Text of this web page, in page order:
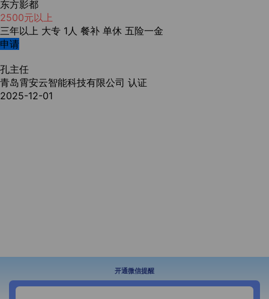
东方影都
2500元以上
三年以上 大专 1人 餐补 单休 五险一金
申请
孔主任
青岛霄安云智能科技有限公司 认证
2025-12-01
开通微信提醒